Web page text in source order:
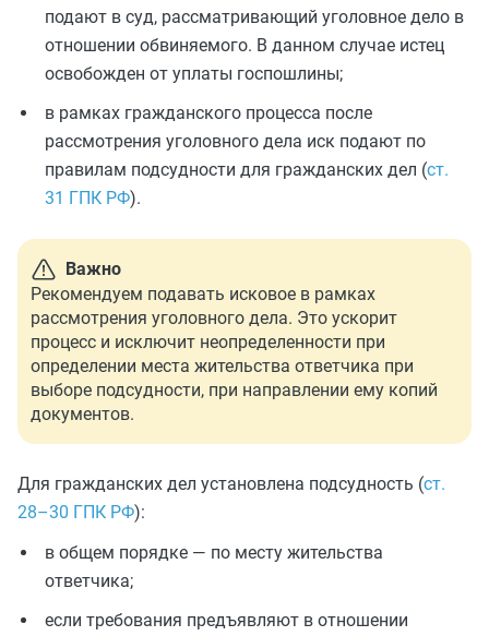
подают в суд, рассматривающий уголовное дело в
отношении обвиняемого. В данном случае истец
освобожден от уплаты госпошлины;
в рамках гражданского процесса после
рассмотрения уголовного дела иск подают по
правилам подсудности для гражданских дел (ст.
31 ГПК РФ).
Важно
Рекомендуем подавать исковое в рамках
рассмотрения уголовного дела. Это ускорит
процесс и исключит неопределенности при
определении места жительства ответчика при
выборе подсудности, при направлении ему копий
документов.
Для гражданских дел установлена подсудность (ст.
28–30 ГПК РФ):
в общем порядке — по месту жительства
ответчика;
если требования предъявляют в отношении